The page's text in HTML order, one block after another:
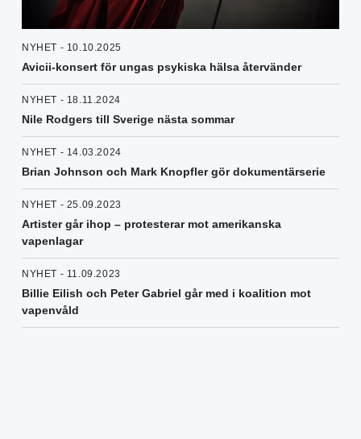
NYHET - 10.10.2025
Avicii-konsert för ungas psykiska hälsa återvänder
NYHET - 18.11.2024
Nile Rodgers till Sverige nästa sommar
NYHET - 14.03.2024
Brian Johnson och Mark Knopfler gör dokumentärserie
NYHET - 25.09.2023
Artister går ihop – protesterar mot amerikanska
vapenlagar
NYHET - 11.09.2023
Billie Eilish och Peter Gabriel går med i koalition mot
vapenvåld